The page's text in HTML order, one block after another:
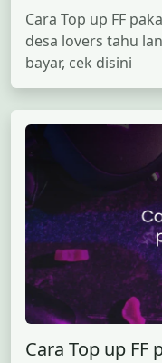
Cara Top up FF
desa lovers tahu
bayar, cek disini
Cara Top up FF